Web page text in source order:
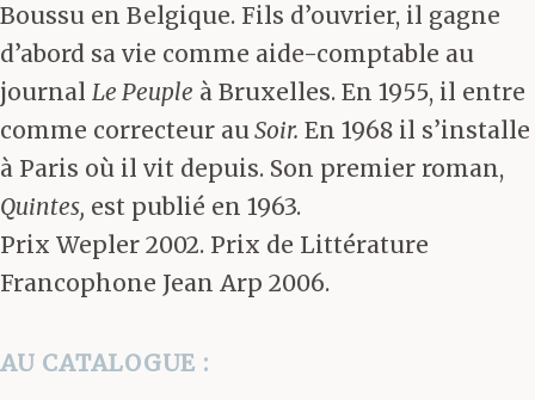
Boussu en Belgique. Fils d’ouvrier, il gagne
d’abord sa vie comme aide-comptable au
journal Le Peuple à Bruxelles. En 1955, il entre
comme correcteur auSoir. En 1968 il s’installe
à Paris où il vit depuis. Son premier roman,
Quintes, est publié en 1963.
Prix Wepler 2002. Prix de Littérature
Francophone Jean Arp 2006.
AU CATALOGUE :